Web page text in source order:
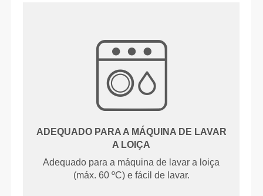
ADEQUADO PARA A MÁQUINA DE LAVAR
A LOIÇA
Adequado para a máquina de lavar a loiça
(máx. 60 ºC) e fácil de lavar.